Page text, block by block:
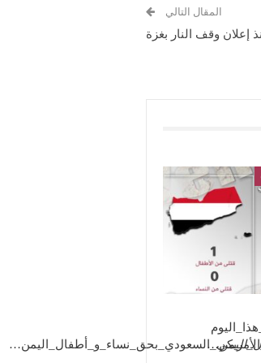
المقال التالي
إعلان وقف النار بغزة
…